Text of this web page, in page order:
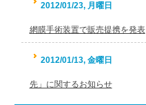
2012/01/23, 月曜日
網膜手術装置で販売提携を発表
2012/01/13, 金曜日
先」に関するお知らせ